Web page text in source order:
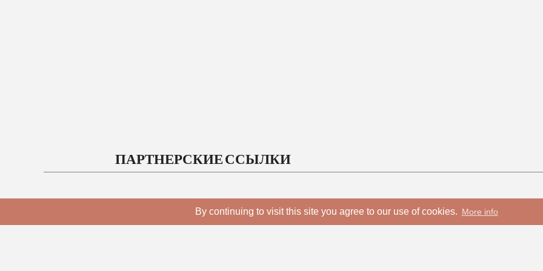
By continuing to visit this site you agree to our use of cookies. More info
ПАРТНЕРСКИЕ ССЫЛКИ